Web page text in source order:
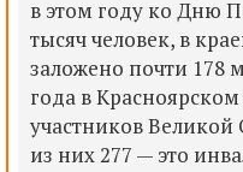
в этом году ко Дню
тысяч человек, в
заложено почти 178
года в Красноярском
участников
из них 277 — это